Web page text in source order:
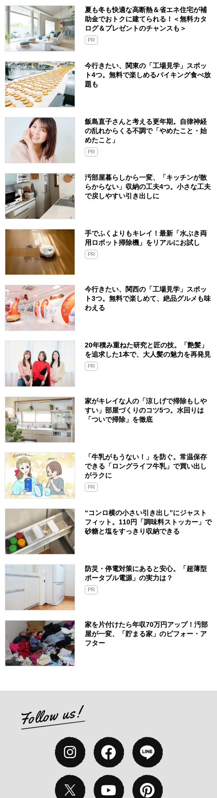
夏も冬も快適な高断熱＆省エネ住宅が補
助金でおトクに建てられる！＜無料カタ
ログ＆プレゼントのチャンスも＞
PR
今行きたい、関東の「工場見学」スポッ
ト4つ。無料で楽しめるバイキング食べ放
題も
飯島直子さんと考える更年期。自律神経
の乱れからくる不調で「やめたこと・始
めたこと」
PR
汚部屋暮らしから一変、「キッチンが散
らからない」収納の工夫4つ。小さな工夫
で戻しやすい引き出しに
手でふくよりもキレイ！最新「水ぶき両
用ロボット掃除機」をリアルにお試し
PR
今行きたい、関西の「工場見学」スポッ
ト3つ。無料で楽しめて、絶品グルメも味
わえる
20年積み重ねた研究と匠の技。「艶髪」
を追求した1本で、大人髪の魅力を再発見
PR
家がキレイな人の「涼しげで掃除もしや
すい」部屋づくりのコツ5つ。水回りは
「ついで掃除」を徹底
「牛乳がもうない！」を防ぐ。常温保存
できる「ロングライフ牛乳」で買い出し
がラクに
PR
“コンロ横の小さい引き出し”にジャスト
フィット。110円「調味料ストッカー」で
砂糖と塩をすっきり収納できる
防災・停電対策にあると安心。「超薄型
ポータブル電源」の実力は？​
PR
家を片付けたら年収70万円アップ！汚部
屋が一変、「貯まる家」のビフォー・ア
フター